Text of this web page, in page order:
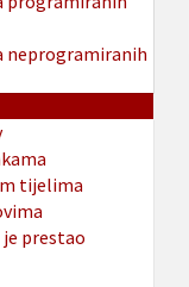
neprogramiranih
tijelima
prestao